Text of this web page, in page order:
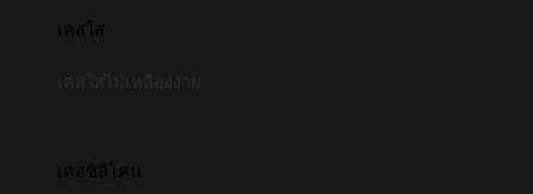
เคสใส
เคสซิลิโคน